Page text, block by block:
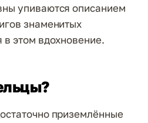
упиваются описанием
знаменитых
этом вдохновение.
приземлённые